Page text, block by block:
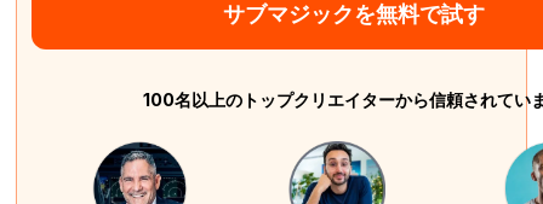
サブマジックを無料で試す
100名以上のトップクリエイターから信頼されてい